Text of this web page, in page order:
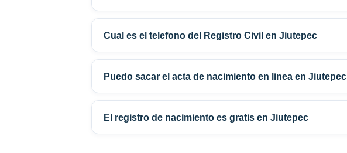
Cual es el telefono del Registro Civil en Jiutepec
Puedo sacar el acta de nacimiento en linea en Jiutepec
El registro de nacimiento es gratis en Jiutepec